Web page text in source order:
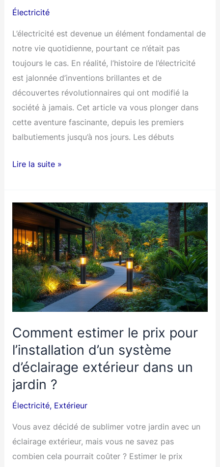
Électricité
L’électricité est devenue un élément fondamental de
notre vie quotidienne, pourtant ce n’était pas
toujours le cas. En réalité, l’histoire de l’électricité
est jalonnée d’inventions brillantes et de
découvertes révolutionnaires qui ont modifié la
société à jamais. Cet article va vous plonger dans
cette aventure fascinante, depuis les premiers
balbutiements jusqu’à nos jours. Les débuts
L’évolution
monde
de
l’électricité
:
une
histoire
en
étincelles
Lire la suite »
Comment estimer le prix pour
l’installation d’un système
d’éclairage extérieur dans un
jardin ?
Électricité, Extérieur
Vous avez décidé de sublimer votre jardin avec un
éclairage extérieur, mais vous ne savez pas
combien cela pourrait coûter ? Estimer le prix